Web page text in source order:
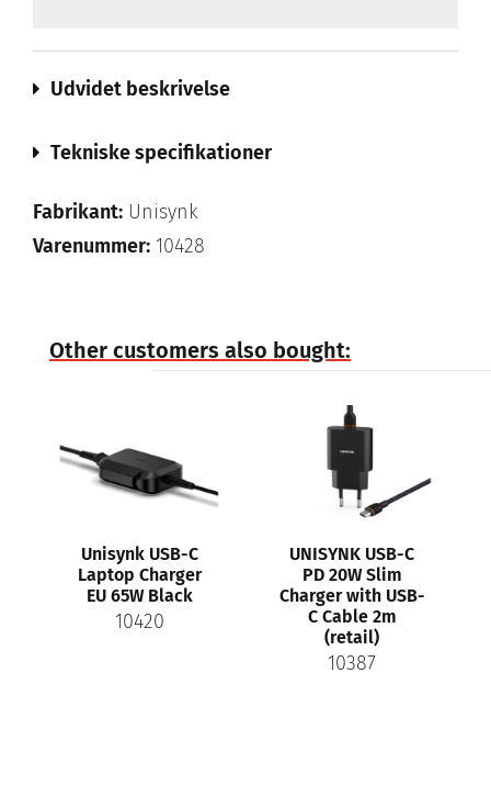
Udvidet beskrivelse
Tekniske specifikationer
Fabrikant: Unisynk
Varenummer: 10428
Other customers also bought:
Unisynk USB-C
Laptop Charger
EU 65W Black
10420
UNISYNK USB-C
PD 20W Slim
Charger with USB-
C Cable 2m
(retail)
10387